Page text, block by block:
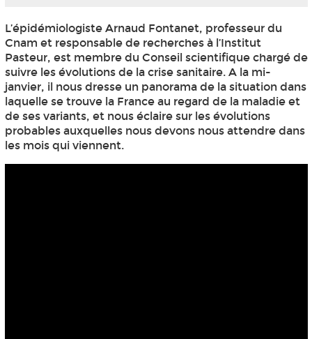
L’épidémiologiste Arnaud Fontanet, professeur du
Cnam et responsable de recherches à l’Institut
Pasteur, est membre du Conseil scientifique chargé de
suivre les évolutions de la crise sanitaire. A la mi-
janvier, il nous dresse un panorama de la situation dans
laquelle se trouve la France au regard de la maladie et
de ses variants, et nous éclaire sur les évolutions
probables auxquelles nous devons nous attendre dans
les mois qui viennent.